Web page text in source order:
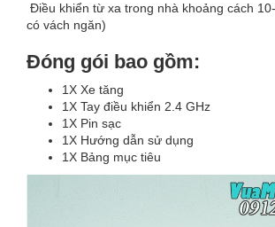
Điều khiển từ xa trong nhà khoảng cách
có vách ngăn)
Đóng gói bao gồm:
1X Xe tăng
1X Tay điều khiển 2.4 GHz
1X Pin sạc
1X Hướng dẫn sử dụng
1X Bảng mục tiêu